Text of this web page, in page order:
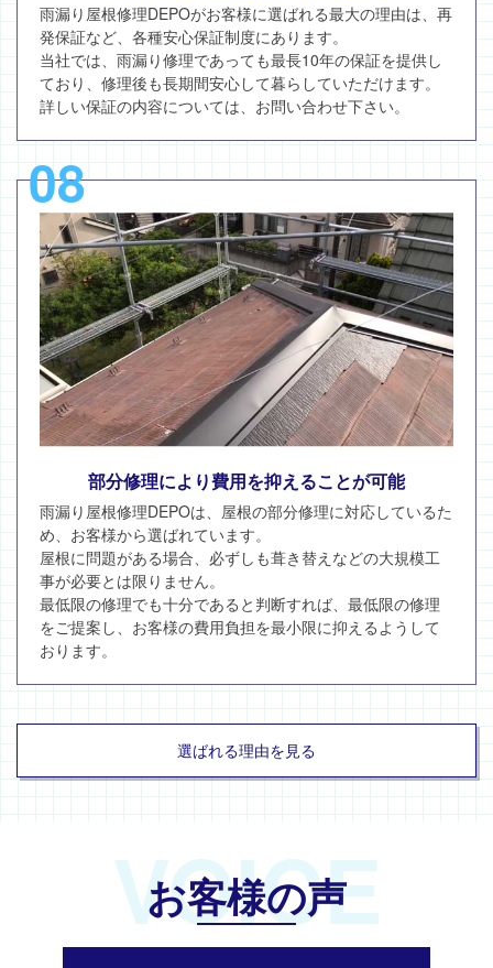
雨漏り屋根修理DEPOがお客様に選ばれる最大の理由は、再
発保証など、各種安心保証制度にあります。
当社では、雨漏り修理であっても最長10年の保証を提供し
ており、修理後も長期間安心して暮らしていただけます。
詳しい保証の内容については、お問い合わせ下さい。
08
部分修理により費用を抑えることが可能
雨漏り屋根修理DEPOは、屋根の部分修理に対応しているた
め、お客様から選ばれています。
屋根に問題がある場合、必ずしも葺き替えなどの大規模工
事が必要とは限りません。
最低限の修理でも十分であると判断すれば、最低限の修理
をご提案し、お客様の費用負担を最小限に抑えるようして
おります。
選ばれる理由を見る
VOICE
お客様の声